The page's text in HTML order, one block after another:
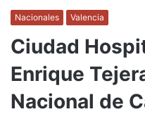
Nacionales Valencia
Ciudad
Enrique
Nacional de